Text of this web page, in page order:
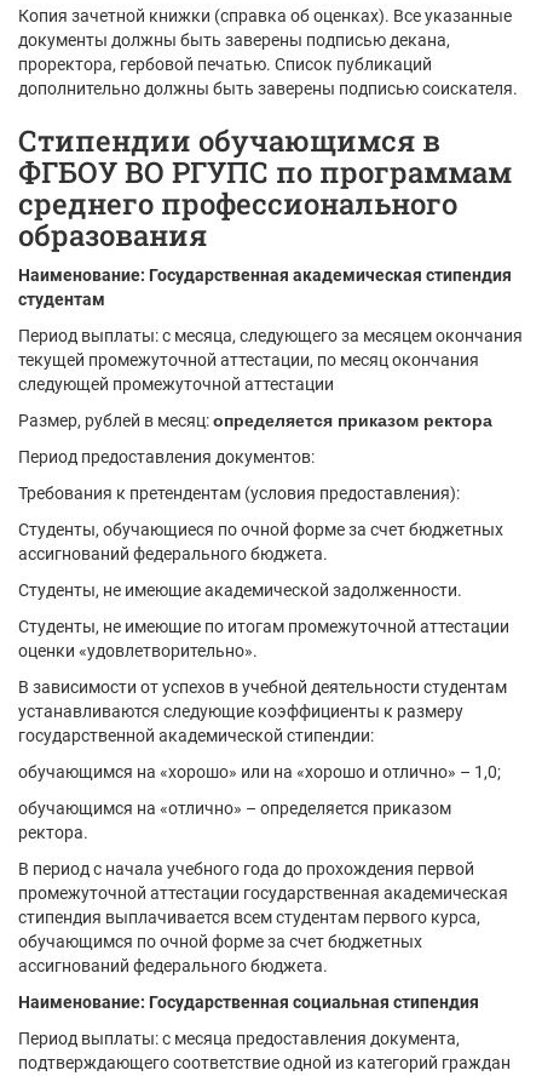
Копия зачетной книжки (справка об оценках). Все указанные
документы должны быть заверены подписью декана,
проректора, гербовой печатью. Список публикаций
дополнительно должны быть заверены подписью соискателя.
Стипендии обучающимся в
ФГБОУ ВО РГУПС по программам
среднего профессионального
образования
Наименование: Государственная академическая стипендия
студентам
Период выплаты: с месяца, следующего за месяцем окончания
текущей промежуточной аттестации, по месяц окончания
следующей промежуточной аттестации
Размер, рублей в месяц:определяется приказом ректора
Период предоставления документов:
Требования к претендентам (условия предоставления):
Студенты, обучающиеся по очной форме за счет бюджетных
ассигнований федерального бюджета.
Студенты, не имеющие академической задолженности.
Студенты, не имеющие по итогам промежуточной аттестации
оценки «удовлетворительно».
В зависимости от успехов в учебной деятельности студентам
устанавливаются следующие коэффициенты к размеру
государственной академической стипендии:
обучающимся на «хорошо» или на «хорошо и отлично» – 1,0;
обучающимся на «отлично» – определяется приказом
ректора.
В период с начала учебного года до прохождения первой
промежуточной аттестации государственная академическая
стипендия выплачивается всем студентам первого курса,
обучающимся по очной форме за счет бюджетных
ассигнований федерального бюджета.
Наименование: Государственная социальная стипендия
Период выплаты: с месяца предоставления документа,
подтверждающего соответствие одной из категорий граждан